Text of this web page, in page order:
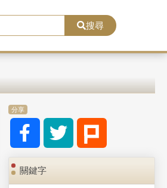
搜尋
分享
關鍵字